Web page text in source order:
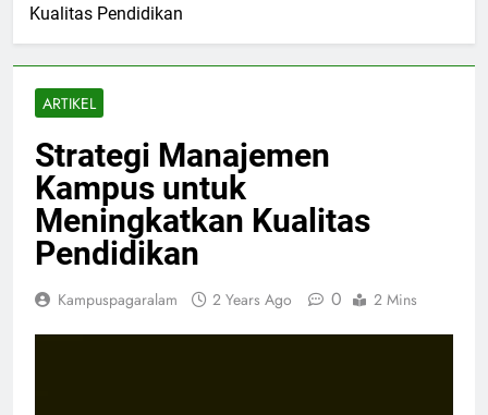
Kualitas Pendidikan
ARTIKEL
Strategi Manajemen
Kampus untuk
Meningkatkan Kualitas
Pendidikan
Kampuspagaralam 2 Years Ago 0 2 Mins